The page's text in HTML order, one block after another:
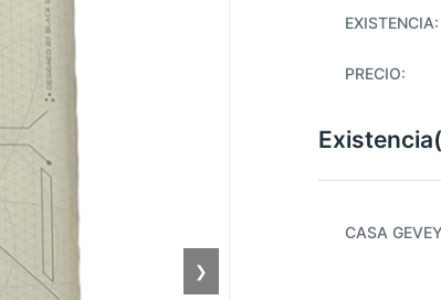
❯
EXISTENCIA:
PRECIO:
CASA